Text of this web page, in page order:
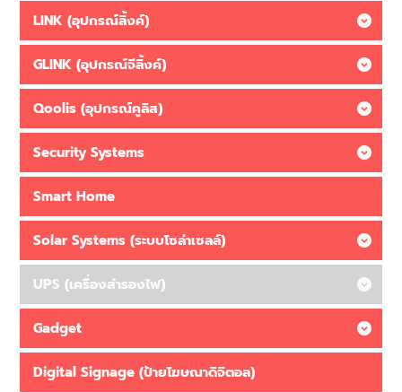
LINK (อุปกรณ์ลิ้งค์)
GLINK (อุปกรณ์จีลิ้งค์)
Qoolis (อุปกรณ์คูลิส)
Security Systems
Smart Home
Solar Systems (ระบบโซล่าเซลล์)
UPS (เครื่องสำรองไฟ)
Gadget
Digital Signage (ป้ายโฆษณาดิจิตอล)